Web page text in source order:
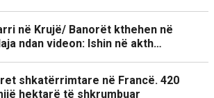
në Krujë/ Banorët kthehen në
ndan videon: Ishin në akth…
shkatërrimtare në Francë. 420
hektarë të shkrumbuar